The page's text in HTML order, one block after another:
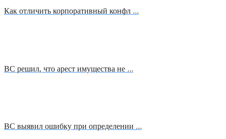
Как отличить корпоративный конфл …
ВС решил, что арест имущества не …
ВС выявил ошибку при определении …